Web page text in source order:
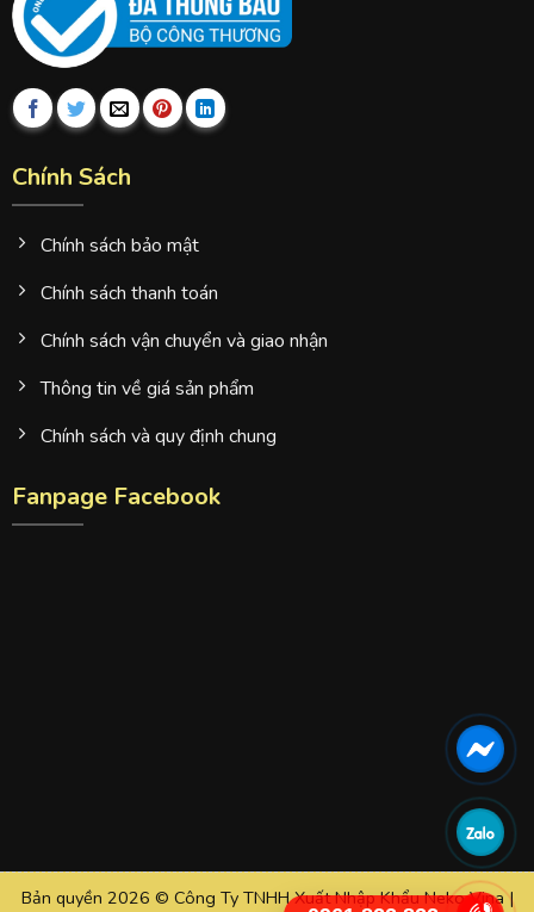
Chính Sách
Chính sách bảo mật
Chính sách thanh toán
Chính sách vận chuyển và giao nhận
Thông tin về giá sản phẩm
Chính sách và quy định chung
Fanpage Facebook
Bản quyền 2026 © Công Ty TNHH Xuất Nhập Khẩu Neko Vina |